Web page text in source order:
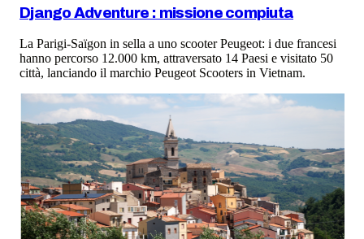
Django Adventure : missione compiuta
La Parigi-Saïgon in sella a uno scooter Peugeot: i due francesi
hanno percorso 12.000 km, attraversato 14 Paesi e visitato 50
città, lanciando il marchio Peugeot Scooters in Vietnam.